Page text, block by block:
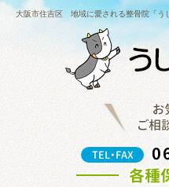
大阪市住吉区 地域に愛される整骨院「う
お
ご相
TEL・FAX
各種